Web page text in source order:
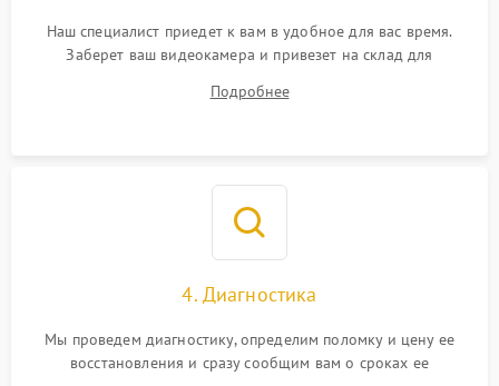
Наш специалист приедет к вам в удобное для вас время.
Заберет ваш видеокамера и привезет на склад для
Подробнее
4. Диагностика
Мы проведем диагностику, определим поломку и цену ее
восстановления и сразу сообщим вам о сроках ее